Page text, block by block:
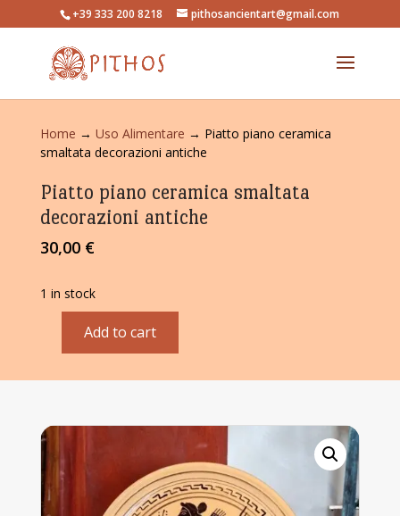
+39 333 200 8218 pithosancientart@gmail.com
Home → Uso Alimentare → Piatto piano ceramica
smaltata decorazioni antiche
Piatto piano ceramica smaltata
decorazioni antiche
30,00 €
1 in stock
piano
ceramica
antiche
quantity
Add to cart